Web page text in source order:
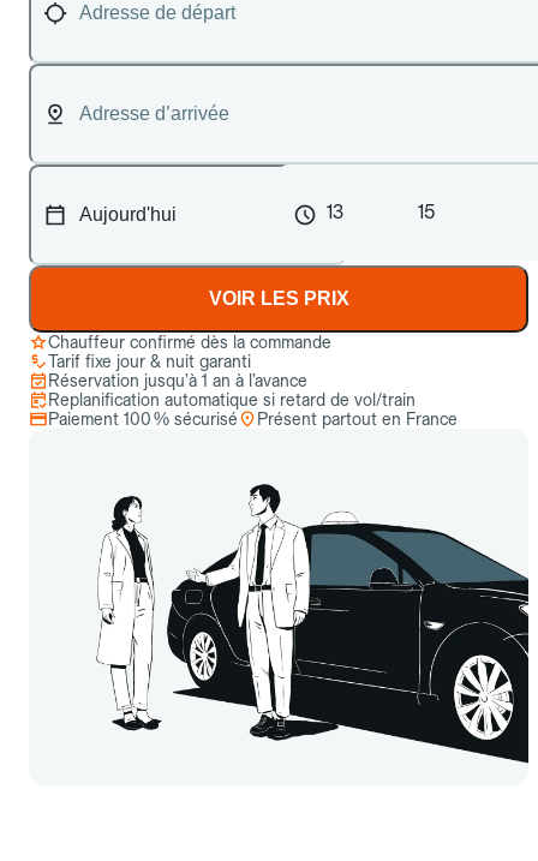
13 15
VOIR LES PRIX
Chauffeur confirmé dès la commande
Tarif fixe jour & nuit garanti
Réservation jusqu’à 1 an à l’avance
Replanification automatique si retard de vol/train
Paiement 100 % sécurisé
Présent partout en France